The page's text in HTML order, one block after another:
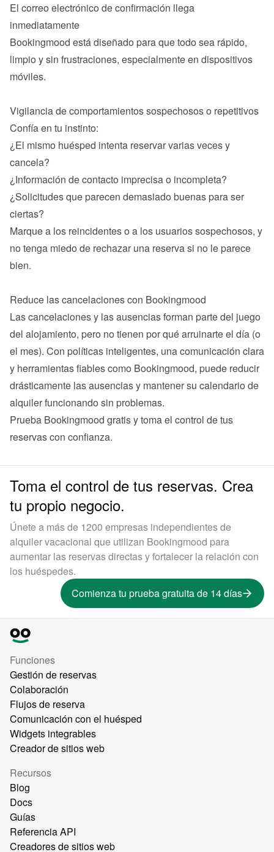
El correo electrónico de confirmación llega
inmediatamente
Bookingmood está diseñado para que todo sea rápido,
limpio y sin frustraciones, especialmente en dispositivos
móviles.
¿El mismo huésped intenta reservar varias veces y
cancela?
¿Información de contacto imprecisa o incompleta?
¿Solicitudes que parecen demasiado buenas para ser
ciertas?
Marque a los reincidentes o a los usuarios sospechosos, y
no tenga miedo de rechazar una reserva si no le parece
bien.
Las cancelaciones y las ausencias forman parte del juego
del alojamiento, pero no tienen por qué arruinarte el día (o
el mes). Con políticas inteligentes, una comunicación clara
y herramientas fiables como Bookingmood, puede reducir
drásticamente las ausencias y mantener su calendario de
Prueba Bookingmood gratis y toma el control de tus
reservas con confianza.
Toma el control de tus reservas. Crea
tu propio negocio.
Únete a más de 1200 empresas independientes de
alquiler vacacional que utilizan Bookingmood para
aumentar las reservas directas y fortalecer la relación con
los huéspedes.
Comienza tu prueba gratuita de 14 días
Funciones
Gestión de reservas
Colaboración
Flujos de reserva
Comunicación con el huésped
Widgets integrables
Creador de sitios web
Recursos
Blog
Docs
Guías
Referencia API
Creadores de sitios web